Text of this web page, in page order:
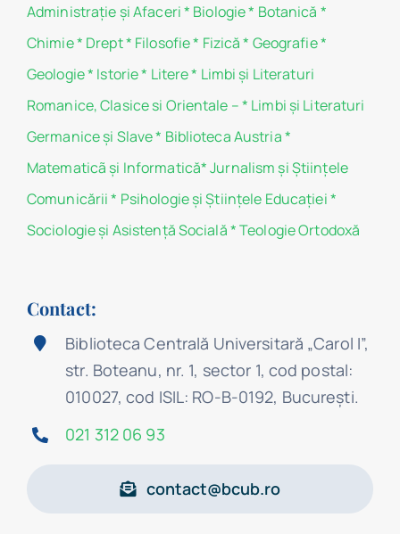
Administraţie şi Afaceri* Biologie* Botanică *
Chimie* Drept* Filosofie* Fizică * Geografie*
Geologie* Istorie* Litere* Limbi și Literaturi
Romanice, Clasice si Orientale –* Limbi și Literaturi
Germanice şi Slave* Biblioteca Austria*
Matematicã și Informatică*Jurnalism şi Ştiinţele
Comunicării * Psihologie şi Ştiinţele Educaţiei*
Sociologie şi Asistenţă Socială*Teologie Ortodoxă
Contact:
Biblioteca Centrală Universitară „Carol I”,
str. Boteanu, nr. 1, sector 1, cod postal:
010027, cod ISIL: RO-B-0192, Bucureşti.
021 312 06 93
contact@bcub.ro